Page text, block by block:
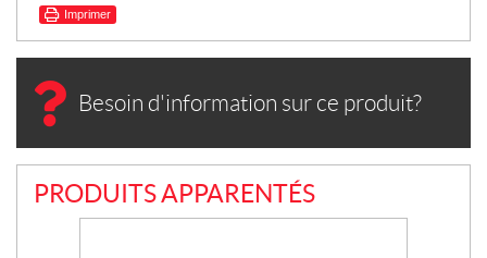
Imprimer
Besoin d'information sur ce produit?
PRODUITS APPARENTÉS